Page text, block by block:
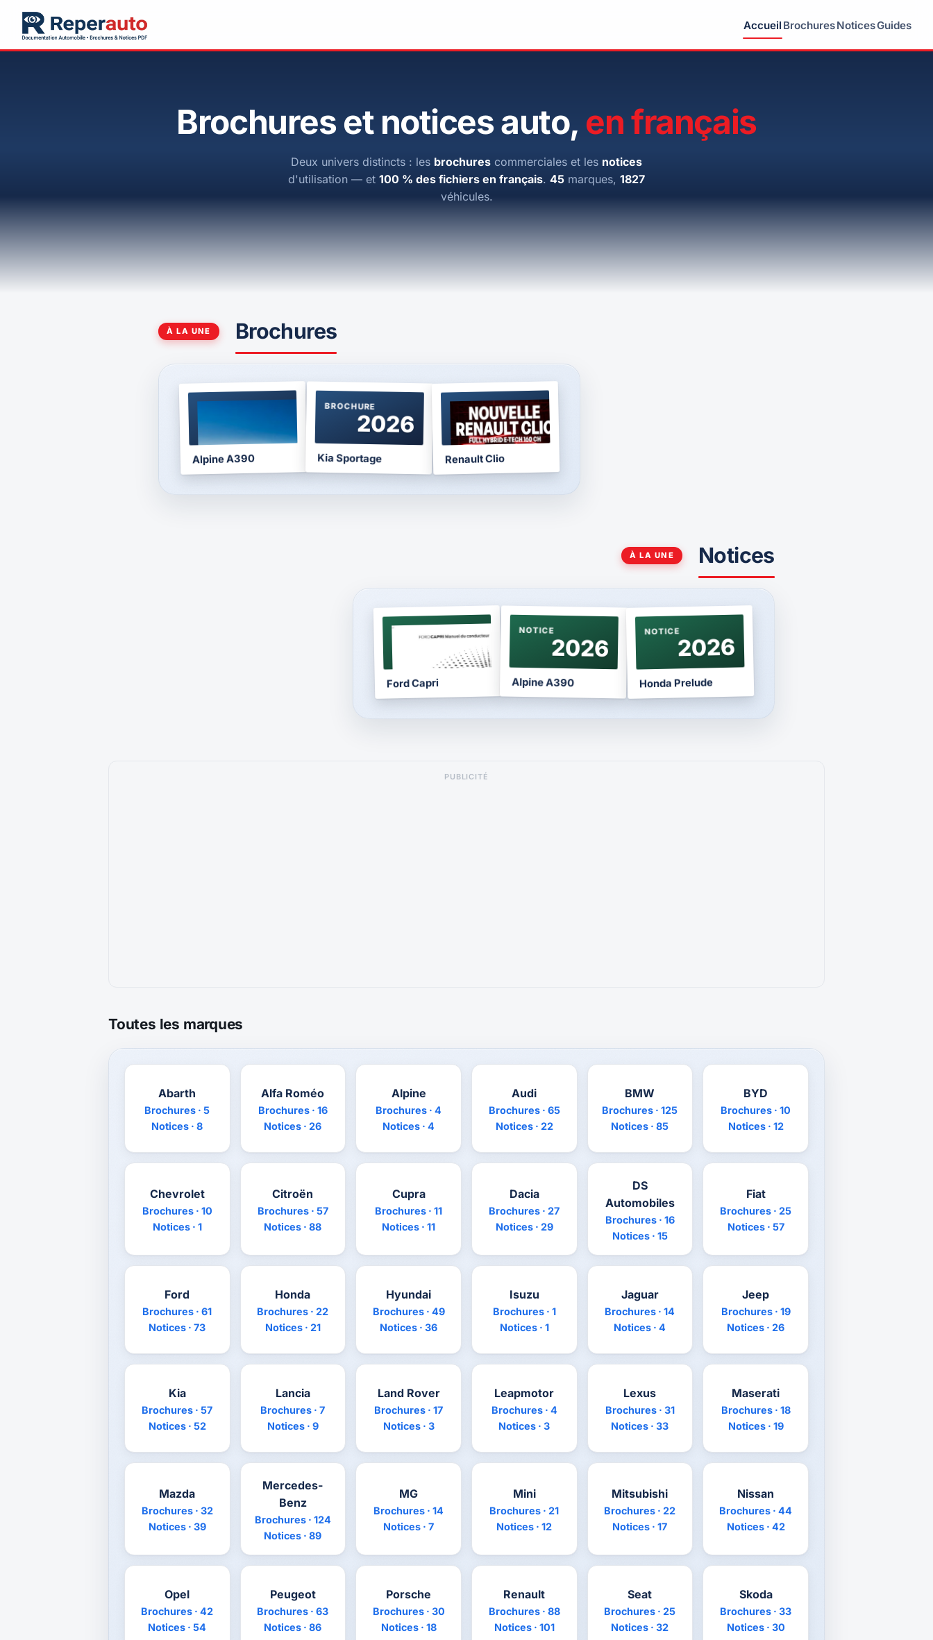
Accueil BrochuresNoticesGuides
Brochures et notices auto, en français
Deux univers distincts : les brochures commerciales et les notices
d'utilisation — et 100 % des fichiers en français. 45 marques, 1827
véhicules.
À LA UNE Brochures
2025
Alpine A390
BROCHURE
2026
Kia Sportage
BROCHURE
2026
Renault Clio
À LA UNE Notices
NOTICE
2024
Ford Capri
NOTICE
2026
Alpine A390
NOTICE
2026
Honda Prelude
PUBLICITÉ
Toutes les marques
Abarth
Brochures · 5
Notices · 8
Alfa Roméo
Brochures · 16
Notices · 26
Alpine
Brochures · 4
Notices · 4
Audi
Brochures · 65
Notices · 22
BMW
Brochures · 125
Notices · 85
BYD
Brochures · 10
Notices · 12
Chevrolet
Brochures · 10
Notices · 1
Citroën
Brochures · 57
Notices · 88
Cupra
Brochures · 11
Notices · 11
Dacia
Brochures · 27
Notices · 29
DS
Automobiles
Brochures · 16
Notices · 15
Fiat
Brochures · 25
Notices · 57
Ford
Brochures · 61
Notices · 73
Honda
Brochures · 22
Notices · 21
Hyundai
Brochures · 49
Notices · 36
Isuzu
Brochures · 1
Notices · 1
Jaguar
Brochures · 14
Notices · 4
Jeep
Brochures · 19
Notices · 26
Kia
Brochures · 57
Notices · 52
Lancia
Brochures · 7
Notices · 9
Land Rover
Brochures · 17
Notices · 3
Leapmotor
Brochures · 4
Notices · 3
Lexus
Brochures · 31
Notices · 33
Maserati
Brochures · 18
Notices · 19
Mazda
Brochures · 32
Notices · 39
Mercedes-
Benz
Brochures · 124
Notices · 89
MG
Brochures · 14
Notices · 7
Mini
Brochures · 21
Notices · 12
Mitsubishi
Brochures · 22
Notices · 17
Nissan
Brochures · 44
Notices · 42
Opel
Brochures · 42
Notices · 54
Peugeot
Brochures · 63
Notices · 86
Porsche
Brochures · 30
Notices · 18
Renault
Brochures · 88
Notices · 101
Seat
Brochures · 25
Notices · 32
Skoda
Brochures · 33
Notices · 30